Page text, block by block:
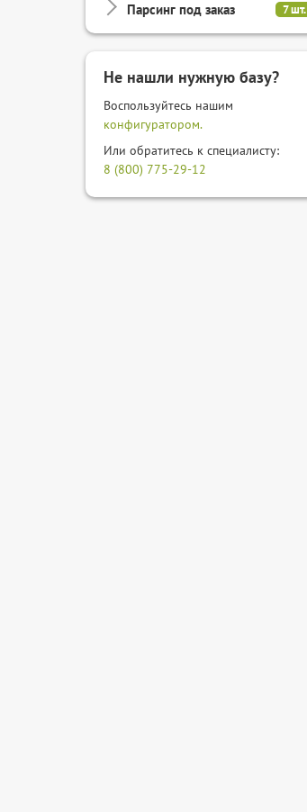
Парсинг под заказ 7 шт.
Не нашли нужную базу?
Воспользуйтесь нашим
конфигуратором.
Или обратитесь к специалисту:
8 (800) 775-29-12